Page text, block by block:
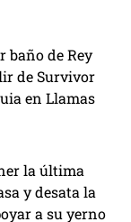
baño de Rey
de Survivor
en Llamas
la última
y desata la
a su yerno